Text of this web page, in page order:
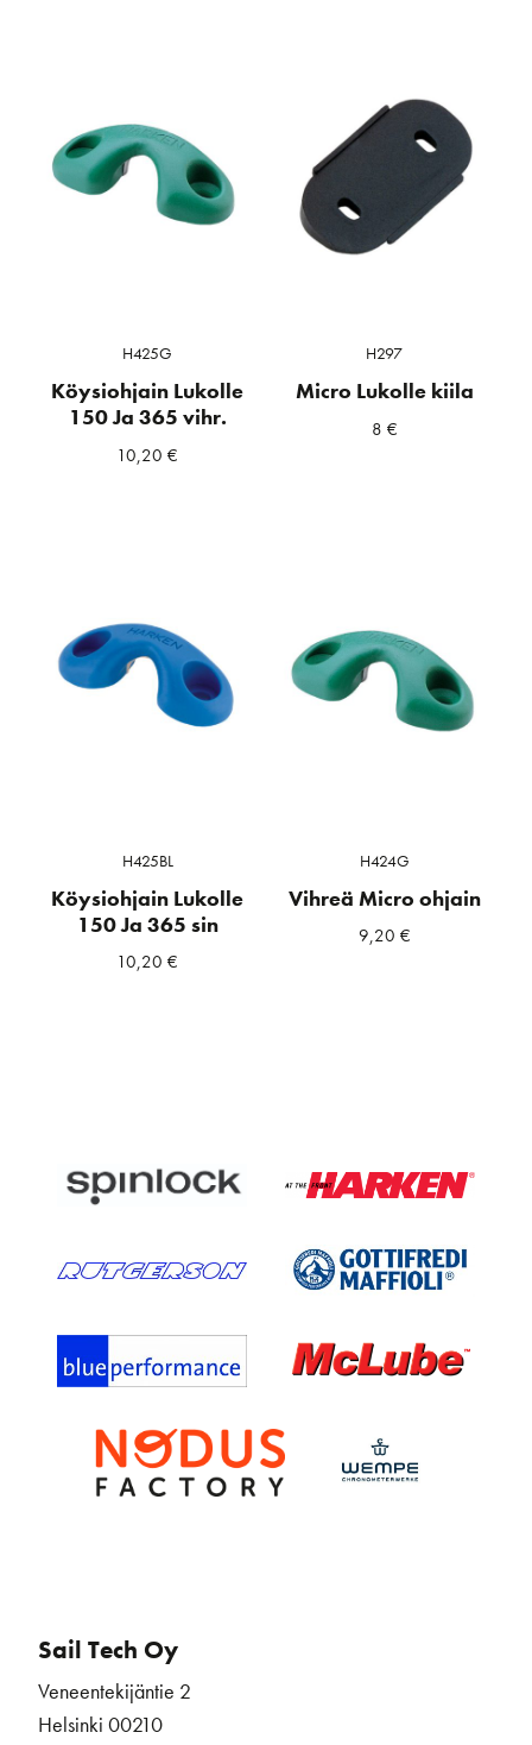
H425G
Köysiohjain Lukolle
150 Ja 365 vihr.
10,20€
H297
Micro Lukolle kiila
8 €
H425BL
Köysiohjain Lukolle
150 Ja 365 sin
10,20€
H424G
Vihreä Micro ohjain
9,20 €
Sail Tech Oy
Veneentekijäntie 2
Helsinki 00210